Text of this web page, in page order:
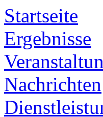
Startseite
Ergebnisse
Nachrichten